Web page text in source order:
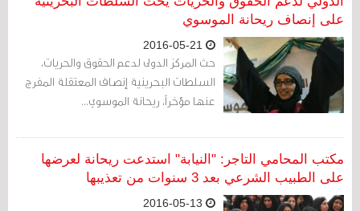
على إنصاف ريحانة الموسوي
حث المركز الدولى لدعم الحقوق والحريات،
السلطات البحرينية إنصاف المعتقلة المفرج
عنها مؤخراً، ريحانة الموسوي...
مكتب المحامي التاجر: "النيابة" استدعت ريحانة لعرضها
على الطبيب الشرعي بعد 3 سنوات من تعذيبها